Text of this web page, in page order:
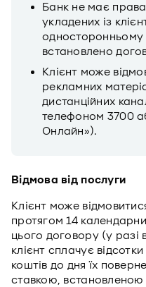
Банк не має
укладених із
односторонньому
встановлено
Клієнт може
рекламних
дистанційних
телефоном 3700
Онлайн»).
Відмова від послуги
Клієнт може
протягом 14
цього договору (у разі
клієнт сплачує
коштів до дня їх
ставкою,